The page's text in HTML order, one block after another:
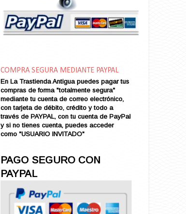
Amor en Conserva (VENDIDO)
Amor que Mata
Amor sin Refugio
Ana de Brooklyn
Ana y El Rey de Siam
Anatomía de un Asesinato
Andrés Harvey Millonario (VENDIDO)
Andrés Harvey Tenorio
Andrés Harvey se Enamora (VENDIDO)
Aníbal
Aquella Noche en Rio
Arenas Sangrientas
Argel (VENDIDO)
Armonías de Juventud (VENDIDO)
COMPRA SEGURA MEDIANTE PAYPAL
En La Trastienda Antigua puedes pagar tus
compras de forma "totalmente segura"
mediante tu cuenta de correo electrónico,
con tarjeta de débito, crédito y todo a
través de PAYPAL, con tu cuenta de PayPal
y si no tienes cuenta, puedes acceder
como "USUARIO INVITADO"
PAGO SEGURO CON
PAYPAL